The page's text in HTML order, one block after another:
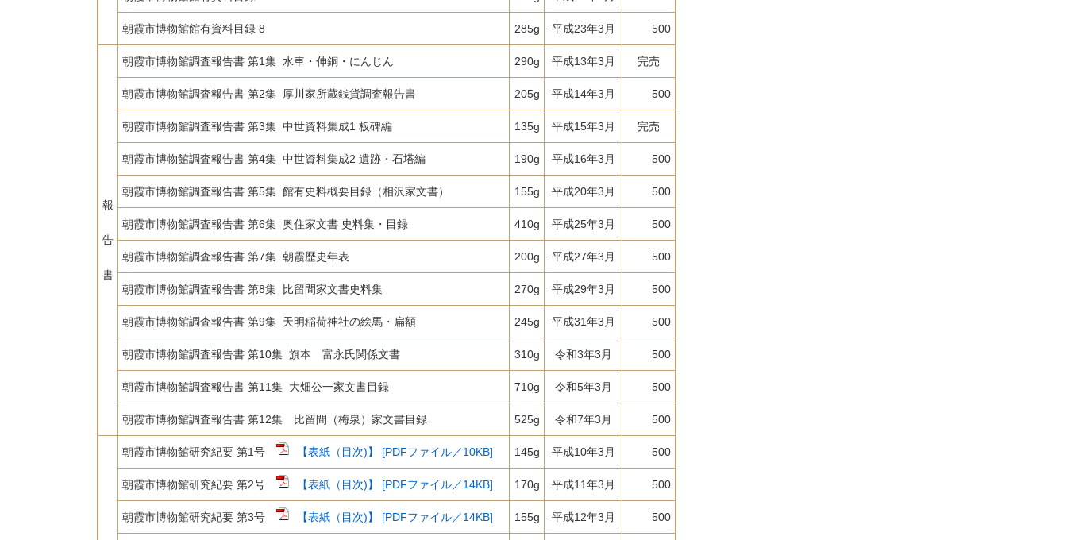
朝霞市博物館館有資料目録 8 285g 平成23年3月 500
報
告
書
朝霞市博物館調査報告書 第1集 水車・伸銅・にんじん 290g 平成13年3月 完売
朝霞市博物館調査報告書 第2集 厚川家所蔵銭貨調査報告書 205g 平成14年3月 500
朝霞市博物館調査報告書 第3集 中世資料集成1 板碑編 135g 平成15年3月 完売
朝霞市博物館調査報告書 第4集 中世資料集成2 遺跡・石塔編 190g 平成16年3月 500
朝霞市博物館調査報告書 第5集 館有史料概要目録（相沢家文書） 155g 平成20年3月 500
朝霞市博物館調査報告書 第6集 奥住家文書 史料集・目録 410g 平成25年3月 500
朝霞市博物館調査報告書 第7集 朝霞歴史年表 200g 平成27年3月 500
朝霞市博物館調査報告書 第8集 比留間家文書史料集 270g 平成29年3月 500
朝霞市博物館調査報告書 第9集 天明稲荷神社の絵馬・扁額 245g 平成31年3月 500
朝霞市博物館調査報告書 第10集 旗本 富永氏関係文書 310g 令和3年3月 500
朝霞市博物館調査報告書 第11集 大畑公一家文書目録 710g 令和5年3月 500
朝霞市博物館調査報告書 第12集 比留間（梅泉）家文書目録 525g 令和7年3月 500
朝霞市博物館研究紀要 第1号 【表紙（目次)】 [PDFファイル／10KB] 145g 平成10年3月 500
朝霞市博物館研究紀要 第2号 【表紙（目次)】 [PDFファイル／14KB] 170g 平成11年3月 500
朝霞市博物館研究紀要 第3号 【表紙（目次)】 [PDFファイル／14KB] 155g 平成12年3月 500